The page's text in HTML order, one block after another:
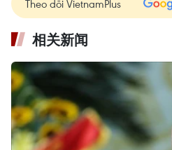
Theo dõi VietnamPlus
相关新闻